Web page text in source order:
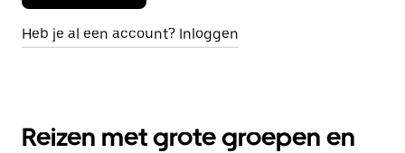
Heb je al een account? Inloggen
Reizen met grote groepen en